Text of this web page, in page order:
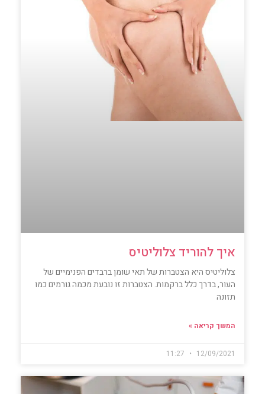
איך להוריד צלוליטיס
צלוליטיס היא הצטברות של תאי שומן ברבדים הפנימיים של
העור, בדרך כלל ברקמות. הצטברות זו נובעת מכמה גורמים כמו
תזונה
המשך קריאה »
12/09/2021